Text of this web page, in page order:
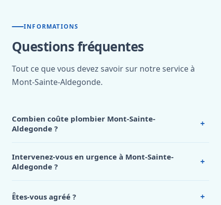
INFORMATIONS
Questions fréquentes
Tout ce que vous devez savoir sur notre service à
Mont-Sainte-Aldegonde.
Combien coûte plombier Mont-Sainte-
Aldegonde ?
+
Sainte-Aldegonde, appelez le 0472 53 24 26.
Intervenez-vous en urgence à Mont-Sainte-
Aldegonde ?
+
Êtes-vous agréé ? +